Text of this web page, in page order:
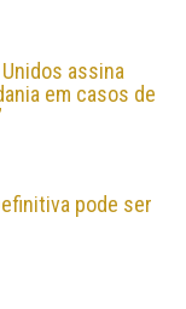
assina
em casos de
pode ser